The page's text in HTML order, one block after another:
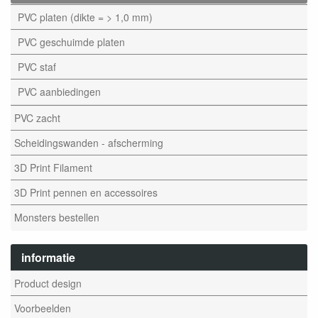
PVC platen (dikte = > 1,0 mm)
PVC geschuimde platen
PVC staf
PVC aanbiedingen
PVC zacht
Scheidingswanden - afscherming
3D Print Filament
3D Print pennen en accessoires
Monsters bestellen
informatie
Product design
Voorbeelden